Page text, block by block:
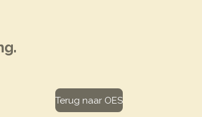
Terug naar OES